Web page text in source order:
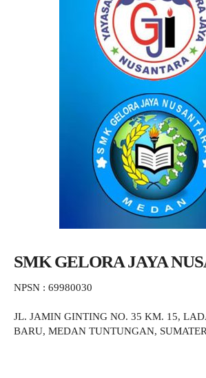
SMK GELORA JAYA
NPSN : 69980030
JL. JAMIN GINTING NO. 35 KM. 15,
BARU, MEDAN TUNTUNGAN,